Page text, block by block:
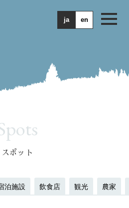
ja en
スポット
泊施設 飲食店 観光 農家